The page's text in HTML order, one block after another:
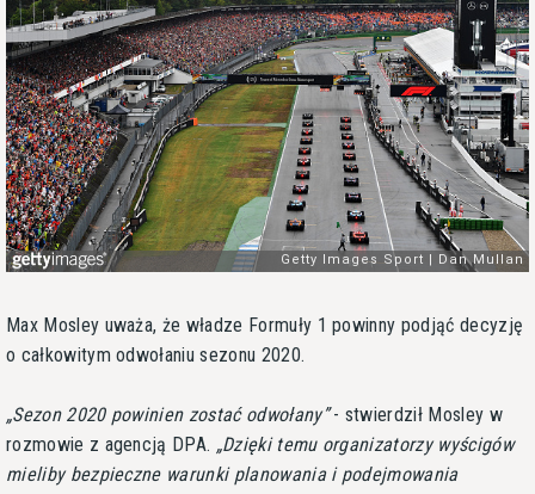
Max Mosley uważa, że władze Formuły 1 powinny podjąć decyzję
o całkowitym odwołaniu sezonu 2020.
Sezon 2020 powinien zostać odwołany - stwierdził Mosley w
rozmowie z agencją DPA.
Dzięki temu organizatorzy wyścigów
mieliby bezpieczne warunki planowania i podejmowania